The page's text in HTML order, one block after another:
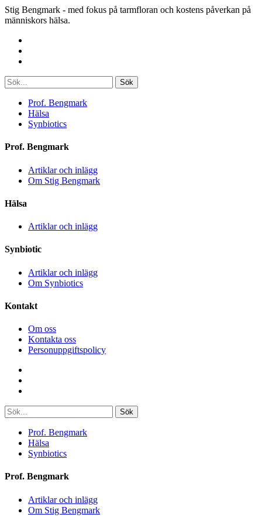
Stig Bengmark - med fokus på tarmfloran och kostens påverkan på
människors hälsa.
Sök
Prof. Bengmark
Hälsa
Synbiotics
Prof. Bengmark
Artiklar och inlägg
Om Stig Bengmark
Hälsa
Artiklar och inlägg
Synbiotic
Artiklar och inlägg
Om Synbiotics
Kontakt
Om oss
Kontakta oss
Personuppgiftspolicy
Sök
Prof. Bengmark
Hälsa
Synbiotics
Prof. Bengmark
Artiklar och inlägg
Om Stig Bengmark